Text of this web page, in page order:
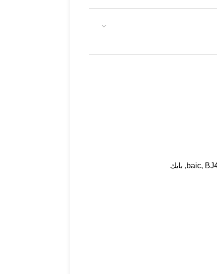
baic,
, بايك